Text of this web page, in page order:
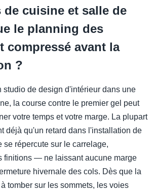
cuisine et salle de
le planning des
compressé avant la
?
studio de design d'intérieur dans une
la course contre le premier gel peut
votre temps et votre marge. La plupart
déjà qu'un retard dans l'installation de
se répercute sur le carrelage,
finitions — ne laissant aucune marge
hivernale des cols. Dès que la
tomber sur les sommets, les voies